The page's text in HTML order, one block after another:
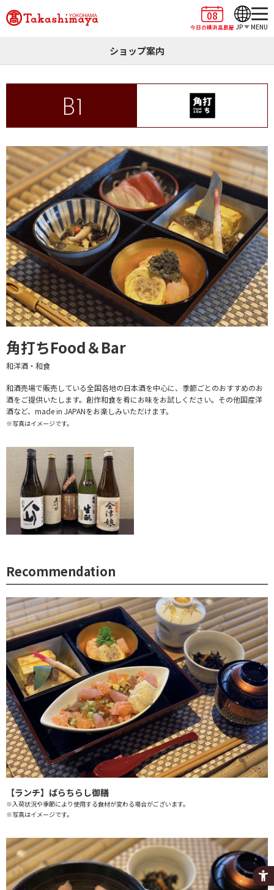
08
今日の横浜高島屋 JP MENU
ショップ案内
B1
角打ちFood＆Bar
和洋酒・和食
和酒売場で販売している全国各地の日本酒を中心に、季節ごとのおすすめのお
酒をご提供いたします。創作和食を肴にお味をお試しください。その他国産洋
酒など、made in JAPANをお楽しみいただけます。
※写真はイメージです。
Recommendation
【ランチ】ばらちらし御膳
※入荷状況や季節により使用する食材が変わる場合がございます。
※写真はイメージです。